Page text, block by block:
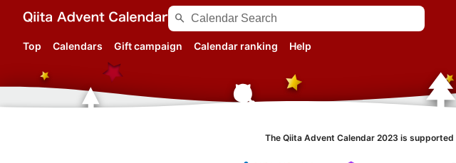
search
Top Calendars Gift campaign Calendar ranking Help
The Qiita Advent Calendar 2023 is